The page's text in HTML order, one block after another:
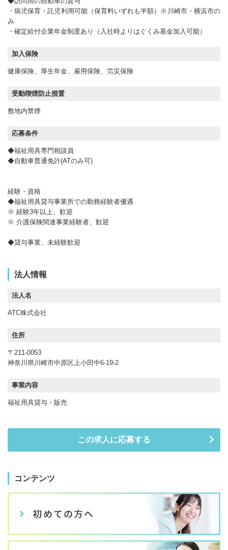
・病児保育・託児利用可能（保育料いずれも半額）※川崎市・横浜市の
み
・確定給付企業年金制度あり（入社時よりはぐくみ基金加入可能）
加入保険
健康保険、厚生年金、雇用保険、労災保険
受動喫煙防止措置
敷地内禁煙
応募条件
◆福祉用具専門相談員
◆自動車普通免許(ATのみ可)
経験・資格
◆福祉用具貸与事業所での勤務経験者優遇
※ 経験3年以上、歓迎
※ 介護保険関連事業経験者、歓迎
◆貸与事業、未経験歓迎
法人情報
法人名
ATC株式会社
住所
〒211-0053
神奈川県川崎市中原区上小田中6-19-2
事業内容
福祉用具貸与・販売
この求人に応募する
コンテンツ